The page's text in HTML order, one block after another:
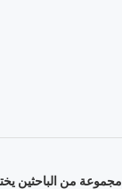
مجموعة من الباحثين